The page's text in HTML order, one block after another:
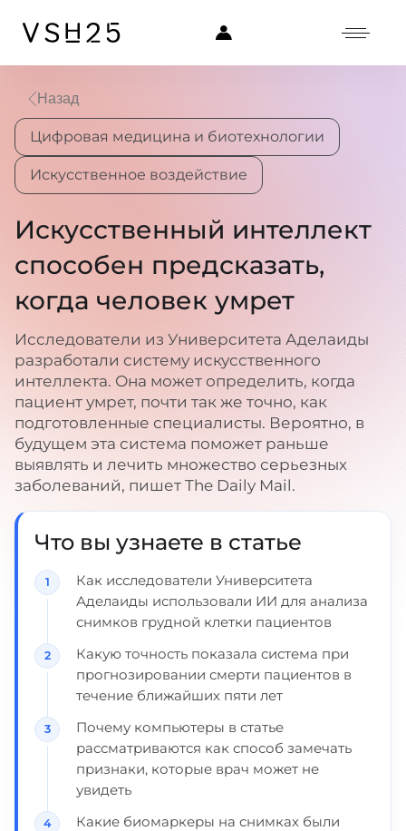
Назад
Цифровая медицина и биотехнологии
Искусственное воздействие
Искусственный интеллект
способен предсказать,
когда человек умрет
Исследователи из Университета Аделаиды
разработали систему искусственного
интеллекта. Она может определить, когда
пациент умрет, почти так же точно, как
подготовленные специалисты. Вероятно, в
будущем эта система поможет раньше
выявлять и лечить множество серьезных
заболеваний, пишет The Daily Mail.
Что вы узнаете в статье
Как исследователи Университета
Аделаиды использовали ИИ для анализа
снимков грудной клетки пациентов
Какую точность показала система при
прогнозировании смерти пациентов в
течение ближайших пяти лет
Почему компьютеры в статье
рассматриваются как способ замечать
признаки, которые врач может не
увидеть
Какие биомаркеры на снимках были